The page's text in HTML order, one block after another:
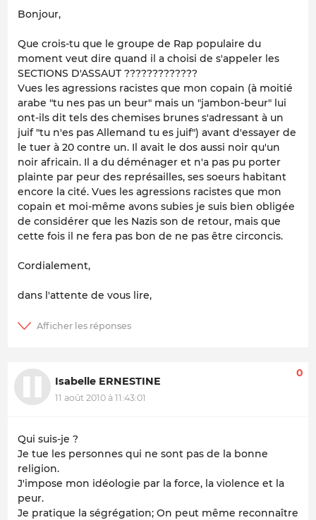
Bonjour,
Que crois-tu que le groupe de Rap populaire du
moment veut dire quand il a choisi de s'appeler les
SECTIONS D'ASSAUT ?????????????
Vues les agressions racistes que mon copain (à moitié
arabe "tu nes pas un beur" mais un "jambon-beur" lui
ont-ils dit tels des chemises brunes s'adressant à un
juif "tu n'es pas Allemand tu es juif") avant d'essayer de
le tuer à 20 contre un. Il avait le dos aussi noir qu'un
noir africain. Il a du déménager et n'a pas pu porter
plainte par peur des représailles, ses soeurs habitant
encore la cité. Vues les agressions racistes que mon
copain et moi-même avons subies je suis bien obligée
de considérer que les Nazis son de retour, mais que
cette fois il ne fera pas bon de ne pas être circoncis.
Cordialement,
dans l'attente de vous lire,
Isabelle ERNESTINE
11 août 2010 à 11:43:01
0
Qui suis-je ?
Je tue les personnes qui ne sont pas de la bonne
religion.
J'impose mon idéologie par la force, la violence et la
peur.
Je pratique la ségrégation; On peut même reconnaître